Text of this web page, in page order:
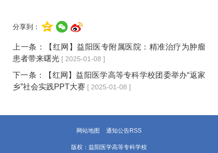
分享到：
上一条：
【红网】益阳医专附属医院：精准治疗为肿瘤
患者带来曙光 [ 2025-01-08 ]
下一条：
【红网】益阳医学高等专科学校团委举办“返家
乡”社会实践PPT大赛 [ 2025-01-08 ]
网站地图 通知公告RSS
版权：益阳医学高等专科学校